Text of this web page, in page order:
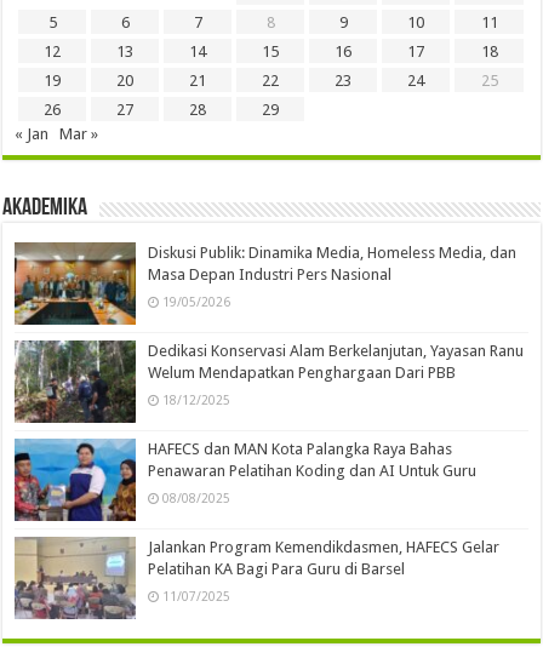
5
6 7 8 9 10
11
12
13 14 15 16 17
18
19
20 21 22 23 24
25
26
27 28
29
« Jan
Mar »
Akademika
Diskusi Publik: Dinamika Media, Homeless Media, dan
Masa Depan Industri Pers Nasional
19/05/2026
Dedikasi Konservasi Alam Berkelanjutan, Yayasan Ranu
Welum Mendapatkan Penghargaan Dari PBB
18/12/2025
HAFECS dan MAN Kota Palangka Raya Bahas
Penawaran Pelatihan Koding dan AI Untuk Guru
08/08/2025
Jalankan Program Kemendikdasmen, HAFECS Gelar
Pelatihan KA Bagi Para Guru di Barsel
11/07/2025